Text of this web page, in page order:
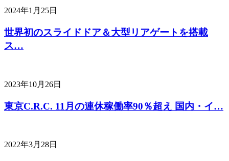
2024年1月25日
世界初のスライドドア＆大型リアゲートを搭載
ス…
2023年10月26日
東京C.R.C. 11月の連休稼働率90％超え 国内・イ…
2022年3月28日